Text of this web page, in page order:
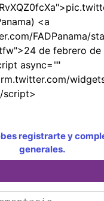
<a
FADPanama/
de febrero de
async=""
script>
registrarte y
generales.